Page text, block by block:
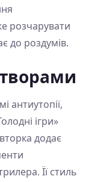
розчарувати
до роздумів.
антиутопії,
ігри»
додає
Її стиль